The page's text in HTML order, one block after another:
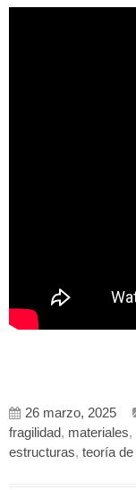
26 marzo, 2025
fragilidad, materiales,
estructuras, teoría de